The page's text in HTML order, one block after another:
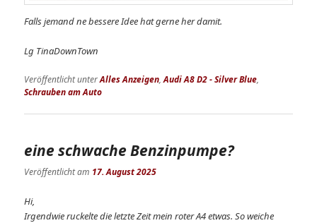
Falls jemand ne bessere Idee hat gerne her damit.
Lg TinaDownTown
Veröffentlicht unterAlles Anzeigen,Audi A8 D2 - Silver Blue,
Schrauben am Auto
eine schwache Benzinpumpe?
Veröffentlicht am 17. August 2025
Hi,
Irgendwie ruckelte die letzte Zeit mein roter A4 etwas. So weiche